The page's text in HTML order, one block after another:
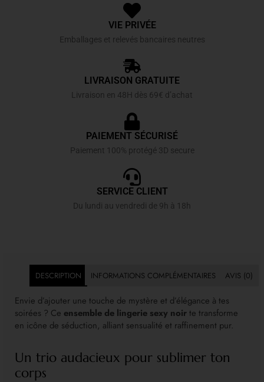
VIE PRIVÉE
Emballages et relevés bancaires neutres
LIVRAISON GRATUITE
Livraison en 48H dès 69€ d’achat
PAIEMENT SÉCURISÉ
Paiement 100% protégé 3D secure
SERVICE CLIENT
Du lundi au vendredi de 9h à 18h
DESCRIPTION INFORMATIONS COMPLÉMENTAIRES AVIS (0)
Envie d’ajouter une touche de mystère et d’élégance à tes
soirées ? Ce ensemble de lingerie sexy noirte transforme
en icône de séduction, alliant sensualité et raffinement pur.
Un trio audacieux pour sublimer ton
corps